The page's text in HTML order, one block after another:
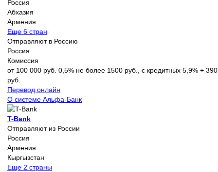
Россия
Абхазия
Армения
Еще 6 стран
Отправляют в Россию
Россия
Комиссия
от 100 000 руб. 0,5% не более 1500 руб., с кредитных 5,9% + 390
руб.
Перевод онлайн
О системе Альфа-Банк
T-Bank
Отправляют из России
Россия
Армения
Кыргызстан
Еще 2 страны